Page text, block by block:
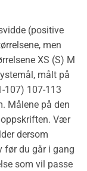
(positive
men
XS (S) M
målt på
107) 107-113
Målene på den
Vær
dersom
før du går i gang
som vil passe